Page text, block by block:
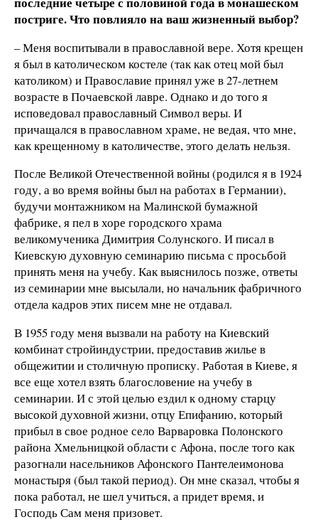
постриге. Что повлияло на ваш жизненный выбор?
– Меня воспитывали в православной вере. Хотя крещен
я был в католическом костеле (так как отец мой был
католиком) и Православие принял уже в 27-летнем
возрасте в Почаевской лавре. Однако и до того я
исповедовал православный Символ веры. И
причащался в православном храме, не ведая, что мне,
как крещенному в католичестве, этого делать нельзя.
После Великой Отечественной войны (родился я в 1924
году, а во время войны был на работах в Германии),
будучи монтажником на Малинской бумажной
фабрике, я пел в хоре городского храма
великомученика Димитрия Солунского. И писал в
Киевскую духовную семинарию письма с просьбой
принять меня на учебу. Как выяснилось позже, ответы
из семинарии мне высылали, но начальник фабричного
отдела кадров этих писем мне не отдавал.
В 1955 году меня вызвали на работу на Киевский
комбинат стройиндустрии, предоставив жилье в
общежитии и столичную прописку. Работая в Киеве, я
все еще хотел взять благословение на учебу в
семинарии. И с этой целью ездил к одному старцу
высокой духовной жизни, отцу Епифанию, который
прибыл в свое родное село Варваровка Полонского
района Хмельницкой области с Афона, после того как
разогнали насельников Афонского Пантелеимонова
монастыря (был такой период). Он мне сказал, чтобы я
пока работал, не шел учиться, а придет время, и
Господь Сам меня призовет.